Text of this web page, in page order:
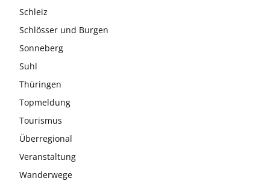
Schleiz
Schlösser und Burgen
Sonneberg
Suhl
Thüringen
Topmeldung
Tourismus
Überregional
Veranstaltung
Wanderwege